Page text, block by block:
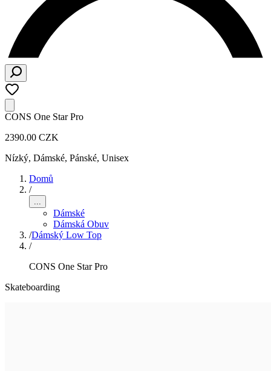
CONS One Star Pro
2390.00 CZK
Nízký, Dámské, Pánské, Unisex
Domů
/
...
Dámské
Dámská Obuv
/Dámský Low Top
/
CONS One Star Pro
Skateboarding